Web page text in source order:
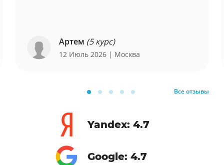
Артем (5 курс)
12 Июль 2026 | Москва
Все отзывы
Yandex: 4.7
Google: 4.7